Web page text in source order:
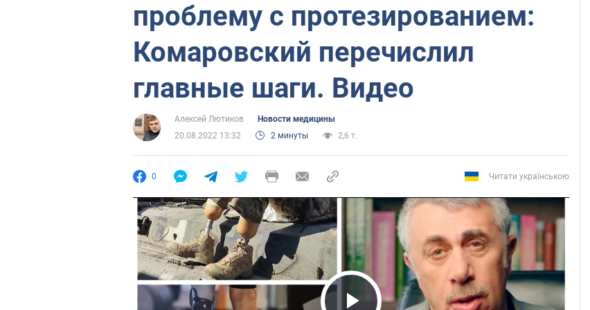
проблему с протезированием:
Комаровский перечислил
главные шаги. Видео
Алексей Лютиков
Новости медицины
20.08.2022 13:32
2 минуты 2,6 т.
0 Читати українською